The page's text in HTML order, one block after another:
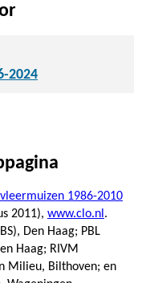
2024
1986-2010
2011), www.clo.nl .
Den Haag; PBL
Haag; RIVM
Milieu, Bilthoven; en